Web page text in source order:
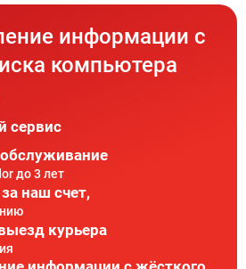
информации с
компьютера
сервис
до 3 лет
наш счет,
курьера